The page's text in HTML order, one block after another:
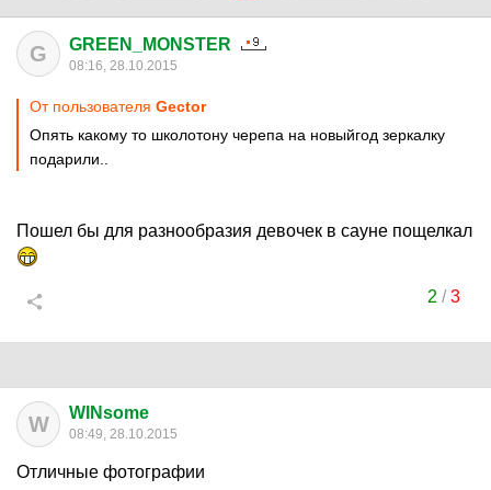
G GREEN_MONSTER
08:16, 28.10.2015
От пользователя Gector
Опять какому то школотону черепа на новыйгод зеркалку
подарили..
Пошел бы для разнообразия девочек в сауне пощелкал
2 /3
W WINsome
08:49, 28.10.2015
Отличные фотографии